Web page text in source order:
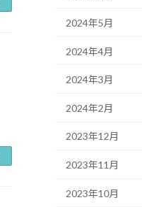
2024年5月
2024年4月
2024年3月
2024年2月
2023年12月
2023年11月
2023年10月